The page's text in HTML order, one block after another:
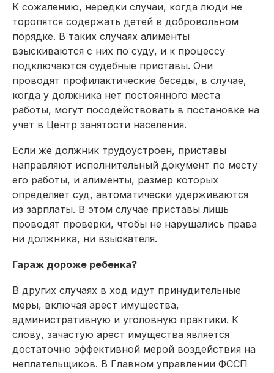
К сожалению, нередки случаи, когда люди не
торопятся содержать детей в добровольном
порядке. В таких случаях алименты
взыскиваются с них по суду, и к процессу
подключаются судебные приставы. Они
проводят профилактические беседы, в случае,
когда у должника нет постоянного места
работы, могут посодействовать в постановке на
учет в Центр занятости населения.
Если же должник трудоустроен, приставы
направляют исполнительный документ по месту
его работы, и алименты, размер которых
определяет суд, автоматически удерживаются
из зарплаты. В этом случае приставы лишь
проводят проверки, чтобы не нарушались права
ни должника, ни взыскателя.
Гараж дороже ребенка?
В других случаях в ход идут принудительные
меры, включая арест имущества,
административную и уголовную практики. К
слову, зачастую арест имущества является
достаточно эффективной мерой воздействия на
неплательщиков. В Главном управлении ФССП